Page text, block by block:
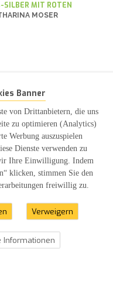
MIT ROTEN A
MOSER
was dann bei Lieferung im
hat, aber es hat super
super funktioniert. Die
21.09.2019)
*
Banner
von Drittanbietern, die uns
zu optimieren (Analytics)
Werbung auszuspielen
Dienste verwenden zu
Ihre Einwilligung. Indem
klicken, stimmen Sie den
freiwillig zu.
Verweigern
Informationen